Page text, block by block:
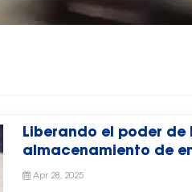
Liberando el poder de
almacenamiento de
Apr 28, 2025